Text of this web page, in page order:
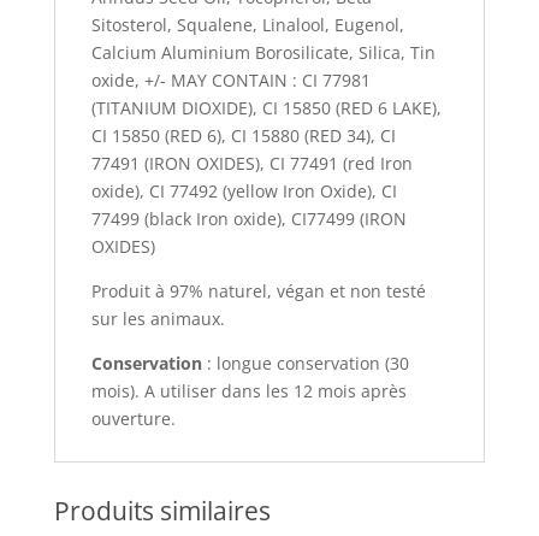
Sitosterol, Squalene, Linalool, Eugenol,
Calcium Aluminium Borosilicate, Silica, Tin
oxide, +/- MAY CONTAIN : CI 77981
(TITANIUM DIOXIDE), CI 15850 (RED 6 LAKE),
CI 15850 (RED 6), CI 15880 (RED 34), CI
77491 (IRON OXIDES), CI 77491 (red Iron
oxide), CI 77492 (yellow Iron Oxide), CI
77499 (black Iron oxide), CI77499 (IRON
OXIDES)
Produit à 97% naturel, végan et non testé
sur les animaux.
Conservation: longue conservation (30
mois). A utiliser dans les 12 mois après
ouverture.
Produits similaires